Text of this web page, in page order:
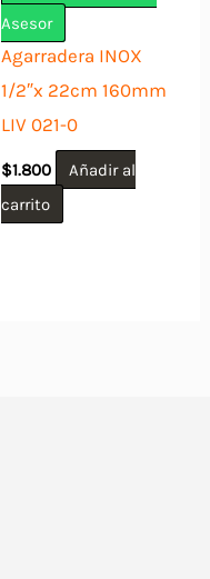
Asesor
Agarradera INOX
1/2″x 22cm 160mm
LIV 021-0
$1.800
Añadir al
carrito